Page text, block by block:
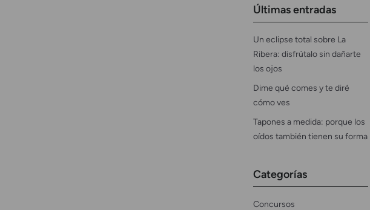
Últimas entradas
Un eclipse total sobre La
Ribera: disfrútalo sin dañarte
los ojos
Dime qué comes y te diré
cómo ves
Tapones a medida: porque los
oídos también tienen su forma
Categorías
Concursos